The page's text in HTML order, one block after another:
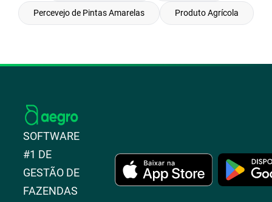
Percevejo de Pintas Amarelas Produto Agrícola
SOFTWARE
#1 DE
GESTÃO DE
FAZENDAS